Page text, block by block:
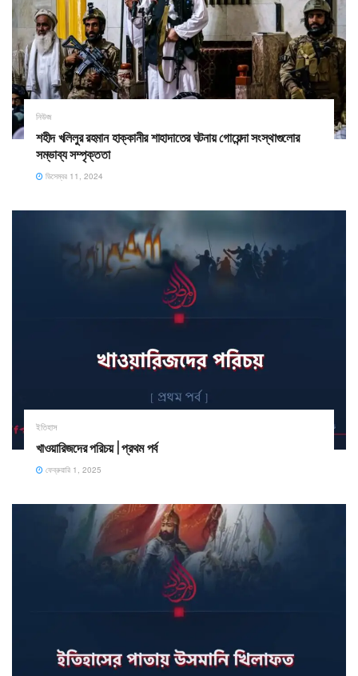
নিউজ
শহীদ খলিলুর রহমান হাক্কানীর শাহাদাতের ঘটনায় গোয়েন্দা সংস্থাগুলোর
সম্ভাব্য সম্পৃক্ততা
ডিসেম্বর 11, 2024
ইতিহাস
খাওয়ারিজদের পরিচয় | প্রথম পর্ব
ফেব্রুয়ারি 1, 2025